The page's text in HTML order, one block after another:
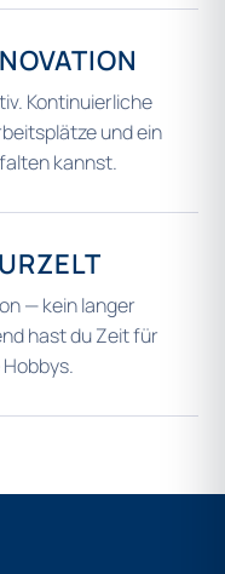
Kontinuierliche
und ein
kannst.
— kein langer
hast du Zeit für